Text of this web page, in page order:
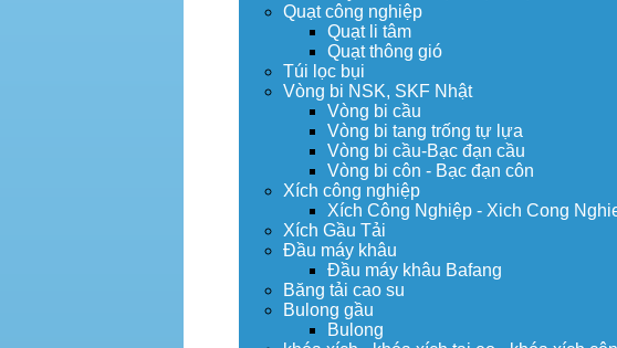
Quạt công nghiệp
Quạt li tâm
Quạt thông gió
Túi lọc bụi
Vòng bi NSK, SKF Nhật
Vòng bi cầu
Vòng bi tang trống tự lựa
Vòng bi cầu-Bạc đạn cầu
Vòng bi côn - Bạc đạn côn
Xích công nghiệp
Xích Công Nghiệp - Xich Cong
Xích Gầu Tải
Đầu máy khâu
Đầu máy khâu Bafang
Băng tải cao su
Bulong gầu
Bulong